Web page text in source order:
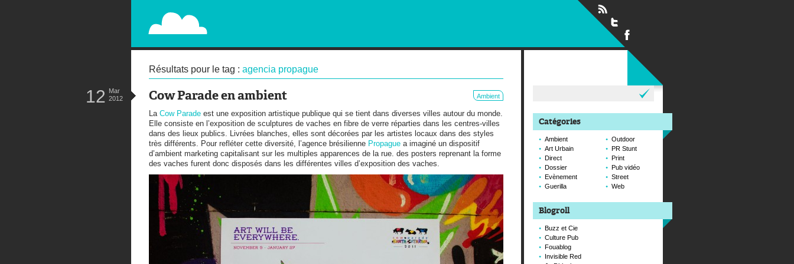
PAPERPLANE
STREET, AMBIENT, GUÉRILLA MARKETING AND OUT OF HOME
Résultats pour le tag : agencia propague
Cow Parade en ambient Ambient
12 Mar
2012
La Cow Parade est une exposition artistique publique qui se tient dans diverses villes autour du monde.
Elle consiste en l’exposition de sculptures de vaches en fibre de verre réparties dans les centres-villes
dans des lieux publics. Livrées blanches, elles sont décorées par les artistes locaux dans des styles
très différents. Pour refléter cette diversité, l’agence brésilienne Propague a imaginé un dispositif
d’ambient marketing capitalisant sur les multiples apparences de la rue. des posters reprenant la forme
des vaches furent donc disposés dans les différentes villes d’exposition des vaches.
Catégories
Ambient
Art Urbain
Direct
Dossier
Evènement
Guerilla
Outdoor
PR Stunt
Print
Pub vidéo
Street
Web
Blogroll
Buzz et Cie
Culture Pub
Fouablog
Invisible Red